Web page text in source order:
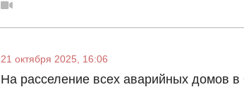
21 октября 2025, 16:06
На расселение всех аварийных домов в